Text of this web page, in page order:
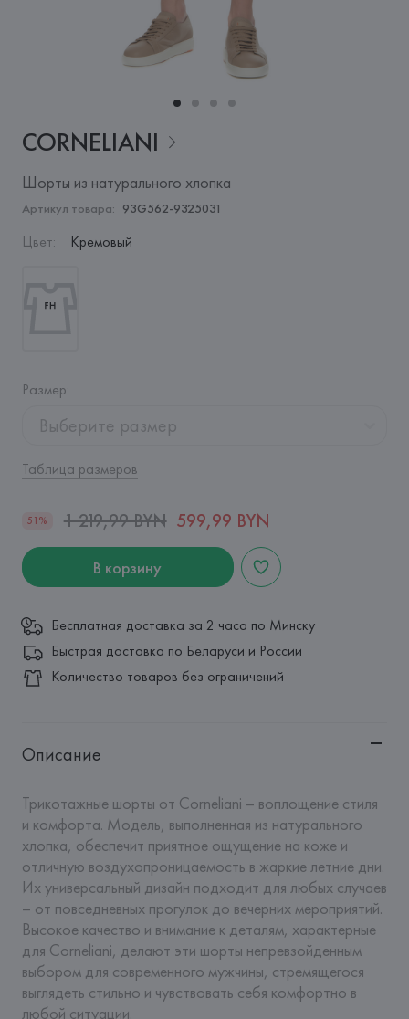
CORNELIANI
Шорты из натурального хлопка
Артикул товара: 93G562-9325031
Цвет: Кремовый
Размер:
Выберите размер
Таблица размеров
51% 1 219,99 BYN 599,99 BYN
В корзину
Бесплатная доставка за 2 часа по Минску
Быстрая доставка по Беларуси и России
Количество товаров без ограничений
Описание
Трикотажные шорты от Corneliani – воплощение стиля
и комфорта. Модель, выполненная из натурального
хлопка, обеспечит приятное ощущение на коже и
отличную воздухопроницаемость в жаркие летние дни.
Их универсальный дизайн подходит для любых случаев
– от повседневных прогулок до вечерних мероприятий.
Высокое качество и внимание к деталям, характерные
для Corneliani, делают эти шорты непревзойденным
выбором для современного мужчины, стремящегося
выглядеть стильно и чувствовать себя комфортно в
любой ситуации.